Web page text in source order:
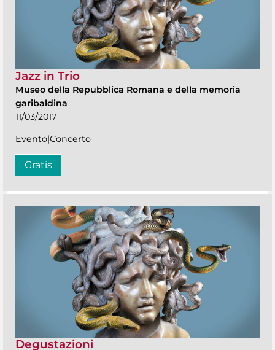
Jazz in Trio
Museo della Repubblica Romana e della memoria
garibaldina
11/03/2017
Evento|Concerto
Gratis
Degustazioni